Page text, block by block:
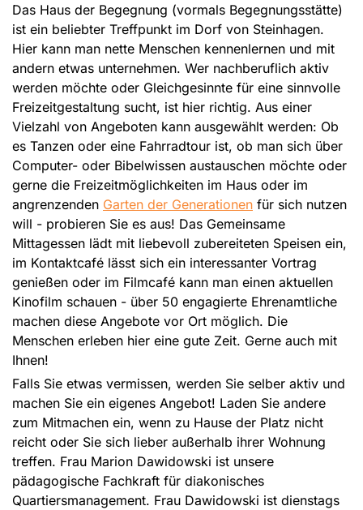
Das Haus der Begegnung (vormals Begegnungsstätte)
ist ein beliebter Treffpunkt im Dorf von Steinhagen.
Hier kann man nette Menschen kennenlernen und mit
andern etwas unternehmen. Wer nachberuflich aktiv
werden möchte oder Gleichgesinnte für eine sinnvolle
Freizeitgestaltung sucht, ist hier richtig. Aus einer
Vielzahl von Angeboten kann ausgewählt werden: Ob
es Tanzen oder eine Fahrradtour ist, ob man sich über
Computer- oder Bibelwissen austauschen möchte oder
gerne die Freizeitmöglichkeiten im Haus oder im
angrenzenden Garten der Generationen für sich nutzen
will - probieren Sie es aus! Das Gemeinsame
Mittagessen lädt mit liebevoll zubereiteten Speisen ein,
im Kontaktcafé lässt sich ein interessanter Vortrag
genießen oder im Filmcafé kann man einen aktuellen
Kinofilm schauen - über 50 engagierte Ehrenamtliche
machen diese Angebote vor Ort möglich. Die
Menschen erleben hier eine gute Zeit. Gerne auch mit
Ihnen!
Falls Sie etwas vermissen, werden Sie selber aktiv und
machen Sie ein eigenes Angebot! Laden Sie andere
zum Mitmachen ein, wenn zu Hause der Platz nicht
reicht oder Sie sich lieber außerhalb ihrer Wohnung
treffen. Frau Marion Dawidowski ist unsere
pädagogische Fachkraft für diakonisches
Quartiersmanagement. Frau Dawidowski ist dienstags